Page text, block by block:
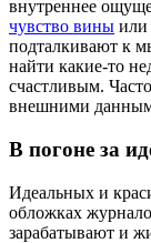
внутреннее
чувство вины или
подталкивают к
найти какие-то
счастливым.
внешними
В погоне за
Идеальных и
обложках
зарабатывают и